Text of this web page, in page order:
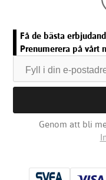
Få de bästa
Prenumerera på vårt
Genom att bli